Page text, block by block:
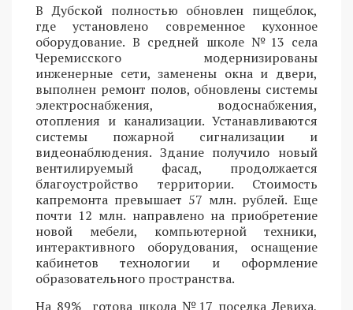
В Дубской полностью обновлен пищеблок,
где установлено современное кухонное
оборудование. В средней школе №13 села
Черемисского модернизированы
инженерные сети, заменены окна и двери,
выполнен ремонт полов, обновлены системы
электроснабжения, водоснабжения,
отопления и канализации. Устанавливаются
системы пожарной сигнализации и
видеонаблюдения. Здание получило новый
вентилируемый фасад, продолжается
благоустройство территории. Стоимость
капремонта превышает 57 млн. рублей. Еще
почти 12 млн. направлено на приобретение
новой мебели, компьютерной техники,
интерактивного оборудования, оснащение
кабинетов технологии и оформление
образовательного пространства.
На 89% готова школа №17 поселка Левиха,